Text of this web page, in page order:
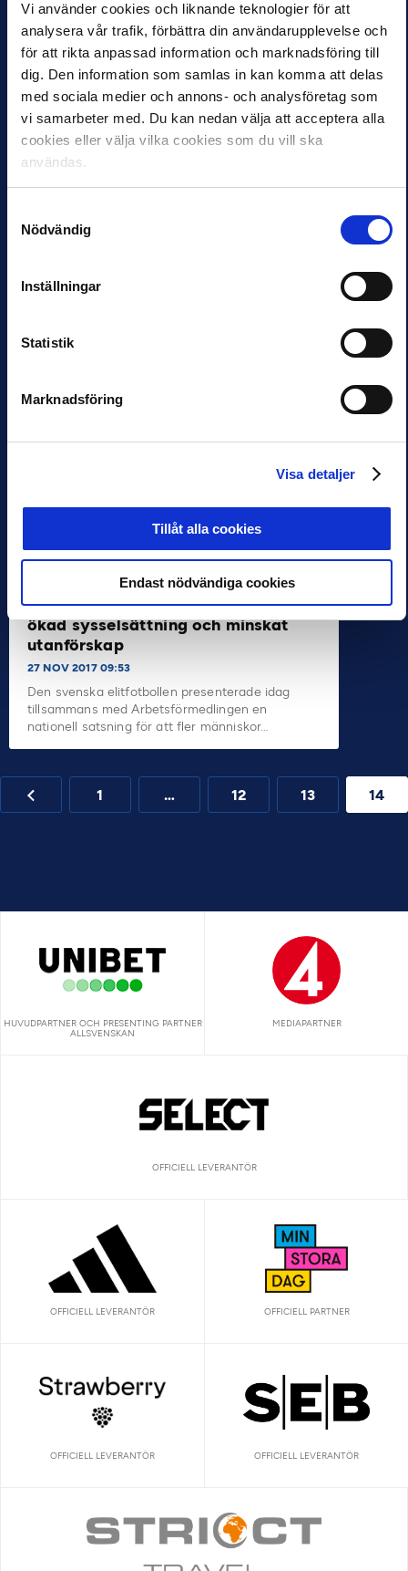
Vi använder cookies och liknande teknologier för att
analysera vår trafik, förbättra din användarupplevelse och
för att rikta anpassad information och marknadsföring till
dig. Den information som samlas in kan komma att delas
med sociala medier och annons- och analysföretag som
vi samarbeter med. Du kan nedan välja att acceptera alla
cookies eller välja vilka cookies som du vill ska
användas.
Nödvändig
Inställningar
Statistik
Marknadsföring
Visa detaljer
Tillåt alla cookies
Endast nödvändiga cookies
en lokal
överenskommelse med
Arbetsförmedlingen.
Målet är att hjälpa…
NYHETER
lokala
Arbetsförmedlingen
I samband med
fredagskvällens
GIF Sundsvall och Malmö
Styrgruppen för
Arbetsförmedlingen
möttes för första
Arbetsförmedlingens
gemensamma styrgrupp
klubbarna i Allsvenskan
HÅLLBARHET NYHETER
Svensk Elitfotboll och
Arbetsförmedlingen samarbetar för
ökad sysselsättning och minskat
utanförskap
27 NOV 2017 09:53
Den svenska elitfotbollen presenterade idag
tillsammans med Arbetsförmedlingen en
nationell satsning för att fler människor…
1 … 12 13 14
HUVUDPARTNER OCH PRESENTING PARTNER
ALLSVENSKAN
MEDIAPARTNER
OFFICIELL LEVERANTÖR
OFFICIELL LEVERANTÖR OFFICIELL PARTNER
OFFICIELL LEVERANTÖR OFFICIELL LEVERANTÖR